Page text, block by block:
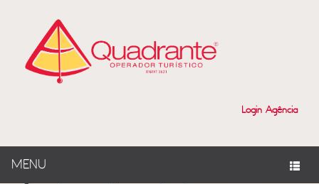
Login Agência
MENU